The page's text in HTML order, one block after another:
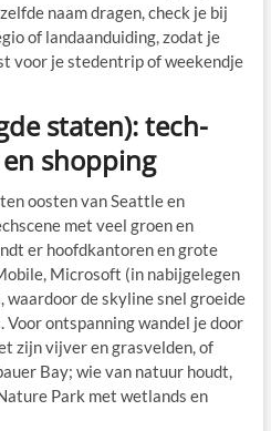
naam dragen, check je bij
of landaanduiding, zodat je
voor je stedentrip of weekendje
staten): tech-
shopping
oosten van Seattle en
met veel groen en
er hoofdkantoren en grote
Microsoft (in nabijgelegen
waardoor de skyline snel groeide
Voor ontspanning wandel je door
zijn vijver en grasvelden, of
Bay; wie van natuur houdt,
Park met wetlands en